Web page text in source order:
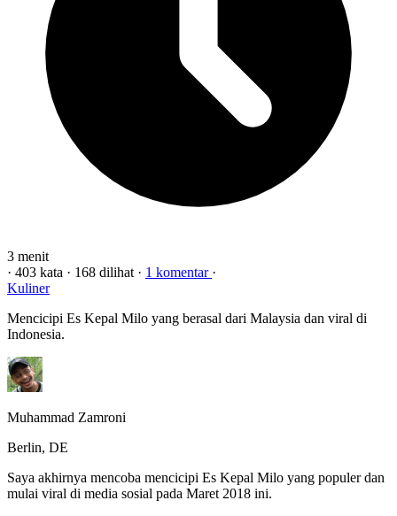
3 menit
· 403 kata · 168 dilihat · 1 komentar ·
Kuliner
Mencicipi Es Kepal Milo yang berasal dari Malaysia dan viral di
Indonesia.
Muhammad Zamroni
Berlin, DE
Saya akhirnya mencoba mencicipi Es Kepal Milo yang populer dan
mulai viral di media sosial pada Maret 2018 ini.